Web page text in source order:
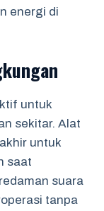
energi di
untuk
sekitar. Alat
untuk
saat
suara
tanpa